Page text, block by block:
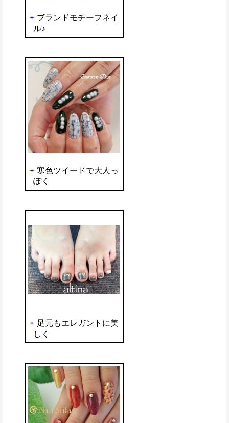
ブランドモチーフネイ
ル♪
寒色ツイードで大人っ
ぽく
足元もエレガントに美
しく